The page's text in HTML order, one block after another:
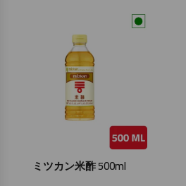
ミツカン米酢 500ml